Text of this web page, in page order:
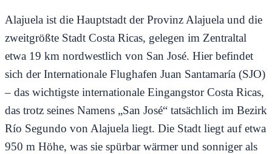
Alajuela ist die Hauptstadt der Provinz Alajuela und die
zweitgrößte Stadt Costa Ricas, gelegen im Zentraltal
etwa 19 km nordwestlich von San José. Hier befindet
sich der Internationale Flughafen Juan Santamaría (SJO)
– das wichtigste internationale Eingangstor Costa Ricas,
das trotz seines Namens „San José“ tatsächlich im Bezirk
Río Segundo von Alajuela liegt. Die Stadt liegt auf etwa
950 m Höhe, was sie spürbar wärmer und sonniger als